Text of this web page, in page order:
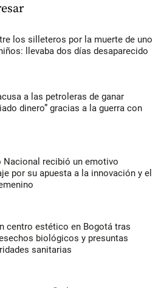
los silleteros por la muerte de uno
llevaba dos días desaparecido
a las petroleras de ganar
dinero” gracias a la guerra con
Nacional recibió un emotivo
por su apuesta a la innovación y el
centro estético en Bogotá tras
biológicos y presuntas
sanitarias